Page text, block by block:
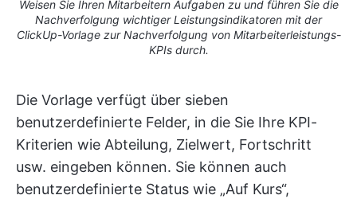
Weisen Sie Ihren Mitarbeitern Aufgaben zu und führen Sie die
Nachverfolgung wichtiger Leistungsindikatoren mit der
ClickUp-Vorlage zur Nachverfolgung von Mitarbeiterleistungs-
KPIs durch.
Die Vorlage verfügt über sieben
benutzerdefinierte Felder, in die Sie Ihre KPI-
Kriterien wie Abteilung, Zielwert, Fortschritt
usw. eingeben können. Sie können auch
benutzerdefinierte Status wie „Auf Kurs“,